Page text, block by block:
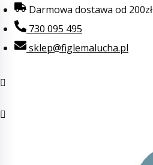
Przejdź
do
treści
Darmowa dostawa od 200zł
730 095 495
sklep@figlemalucha.pl